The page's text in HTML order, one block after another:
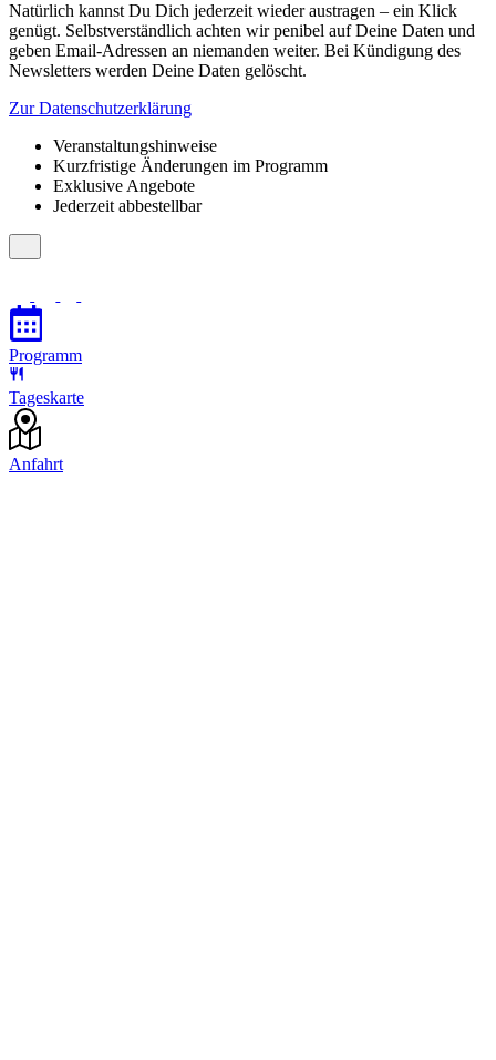
Natürlich kannst Du Dich jederzeit wieder austragen – ein Klick
genügt. Selbstverständlich achten wir penibel auf Deine Daten und
geben Email-Adressen an niemanden weiter. Bei Kündigung des
Newsletters werden Deine Daten gelöscht.
Zur Datenschutzerklärung
Veranstaltungshinweise
Kurzfristige Änderungen im Programm
Exklusive Angebote
Jederzeit abbestellbar
Programm
Tageskarte
Anfahrt